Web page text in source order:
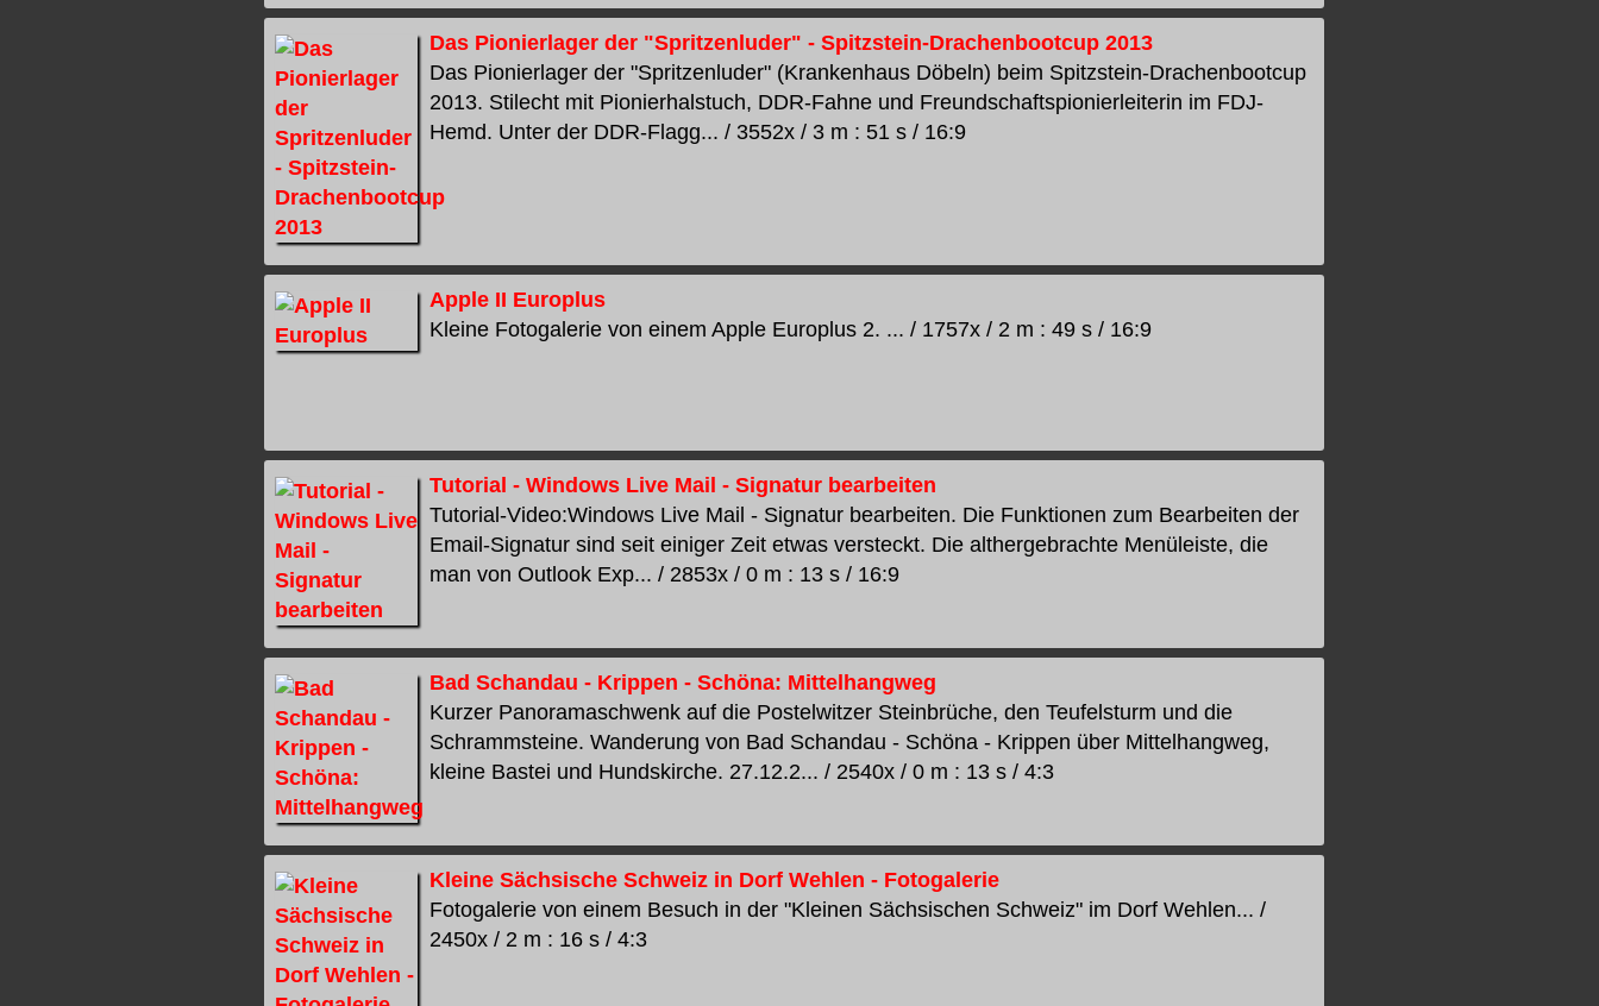
Das Pionierlager der "Spritzenluder" - Spitzstein-Drachenbootcup 2013
Das Pionierlager der "Spritzenluder" (Krankenhaus Döbeln) beim Spitzstein-Drachenbootcup
2013. Stilecht mit Pionierhalstuch, DDR-Fahne und Freundschaftspionierleiterin im FDJ-
Hemd. Unter der DDR-Flagg... / 3552x / 3 m : 51 s / 16:9
Apple II Europlus
Kleine Fotogalerie von einem Apple Europlus 2. ... / 1757x / 2 m : 49 s / 16:9
Tutorial - Windows Live Mail - Signatur bearbeiten
Tutorial-Video:Windows Live Mail - Signatur bearbeiten. Die Funktionen zum Bearbeiten der
Email-Signatur sind seit einiger Zeit etwas versteckt. Die althergebrachte Menüleiste, die
man von Outlook Exp... / 2853x / 0 m : 13 s / 16:9
Bad Schandau - Krippen - Schöna: Mittelhangweg
Kurzer Panoramaschwenk auf die Postelwitzer Steinbrüche, den Teufelsturm und die
Schrammsteine. Wanderung von Bad Schandau - Schöna - Krippen über Mittelhangweg,
kleine Bastei und Hundskirche. 27.12.2... / 2540x / 0 m : 13 s / 4:3
Kleine Sächsische Schweiz in Dorf Wehlen - Fotogalerie
Fotogalerie von einem Besuch in der "Kleinen Sächsischen Schweiz" im Dorf Wehlen... /
2450x / 2 m : 16 s / 4:3